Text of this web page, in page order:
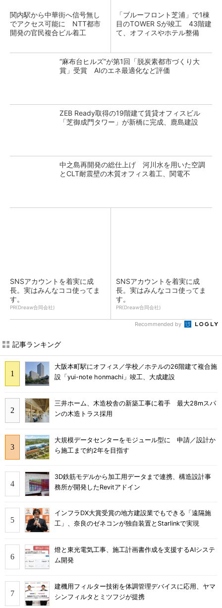
関内駅から中華街へ信号無し
でアクセス可能に NTT都市
開発の官民複合ビル着工
「ブルーフロント芝浦」で1棟
目のTOWER Sが竣工 43階建
て、オフィスやホテル整備
“麻布台ヒルズ”が第1回「脱炭素都市づくり大
賞」受賞 AIのエネ最適化など評価
ZEB Ready取得の19階建て賃貸オフィスビル
「芝御成門タワー」が新橋に完成、鹿島建設
中之島再開発の総仕上げ 河川水を用いた空調
とCLT耐震壁の木質オフィス着工、関電不
SNSアカウントを着実に成
長。実はみんなココ使ってま
す。
PR(Dreaw合同会社)
SNSアカウントを着実に成
長。実はみんなココ使ってま
す。
PR(Dreaw合同会社)
Recommended by
記事ランキング
大阪本町駅にオフィス／学校／ホテルの26階建て複合施
設「yui-note honmachi」竣工、大成建設
三井ホーム、木造校舎の新築工事に着手 最大28mスパ
ンの木造トラス採用
大規模データセンターをモジュール型に 申請／設計か
ら施工まで約2年を目指す
3D鉄筋モデルから加工用データまで連携、構造設計事
務所が開発したRevitアドイン
インフラDX大賞受賞の地方建設業でもできる「遠隔施
工」、奈良のゼネコンが独自装置とStarlinkで実現
燈と東光電気工事、施工計画書作成を支援するAIシステ
ム開発
建機用フィルター技術を体調管理デバイスに応用、ヤマ
シンフィルタとミツフジが提携